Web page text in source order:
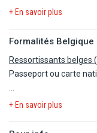
- L'hôtel est
- 5 chambres
- Les animaux de
l'hôtel.
- Taxe de séjour non
4€/personne/nuit,
+ En savoir plus
Formalités Belgique
Ressortissants belges
Passeport ou carte
Les règles relatives
se reporter à la
+ En savoir plus